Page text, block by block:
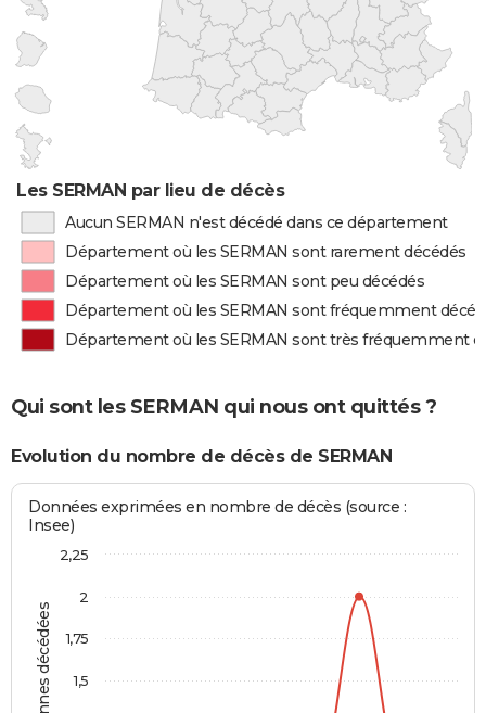
Les SERMAN par lieu de décès
Aucun SERMAN n'est décédé dans ce département
Département où les SERMAN sont rarement décédés
Département où les SERMAN sont peu décédés
Département où les SERMAN sont fréquemment
Département où les SERMAN sont très fréquemment
Qui sont les SERMAN qui nous ont quittés ?
Evolution du nombre de décès de SERMAN
Personnes décédées
Données exprimées en nombre de décès (source :
Insee)
1,5
1,75
2
2,25